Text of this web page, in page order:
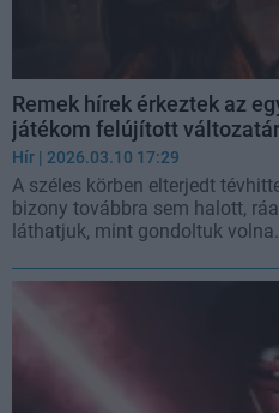
Remek hírek érkeztek az
játékom felújított
Hír | 2026.03.10 17:29
A széles körben elterjedt
bizony továbbra sem halott,
láthatjuk, mint gondoltuk volna.